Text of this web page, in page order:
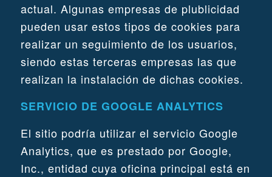
actual. Algunas empresas de plublicidad
pueden usar estos tipos de cookies para
realizar un seguimiento de los usuarios,
siendo estas terceras empresas las que
realizan la instalación de dichas cookies.
SERVICIO DE GOOGLE ANALYTICS
El sitio podría utilizar el servicio Google
Analytics, que es prestado por Google,
Inc., entidad cuya oficina principal está en